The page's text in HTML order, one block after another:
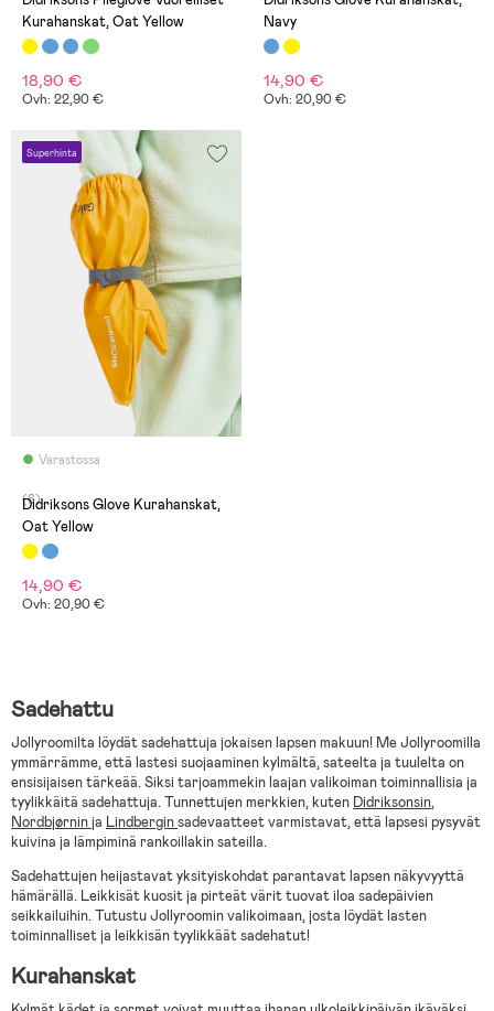
Kurahanskat, Oat Yellow
18,90 €
Ovh: 22,90 €
Navy
14,90 €
Ovh: 20,90 €
Superhinta
Varastossa
(6)
Didriksons Glove Kurahanskat,
Oat Yellow
14,90 €
Ovh: 20,90 €
Sadehattu
Jollyroomilta löydät sadehattuja jokaisen lapsen makuun! Me Jollyroomilla
ymmärrämme, että lastesi suojaaminen kylmältä, sateelta ja tuulelta on
ensisijaisen tärkeää. Siksi tarjoammekin laajan valikoiman toiminnallisia ja
tyylikkäitä sadehattuja. Tunnettujen merkkien, kuten Didriksonsin,
Nordbjørninja Lindberginsadevaatteet varmistavat, että lapsesi pysyvät
kuivina ja lämpiminä rankoillakin sateilla.
Sadehattujen heijastavat yksityiskohdat parantavat lapsen näkyvyyttä
hämärällä. Leikkisät kuosit ja pirteät värit tuovat iloa sadepäivien
seikkailuihin. Tutustu Jollyroomin valikoimaan, josta löydät lasten
toiminnalliset ja leikkisän tyylikkäät sadehatut!
Kurahanskat